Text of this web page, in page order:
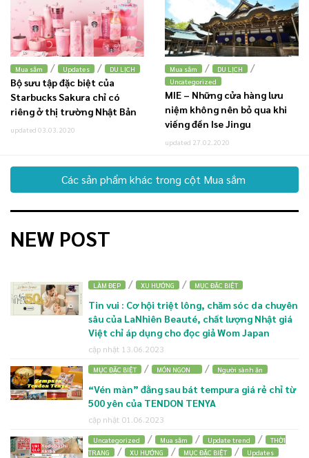
Mua sắm / Updates / DU LỊCH
Bộ sưu tập đặc biệt của
Starbucks Sakura chỉ có
riêng ở thị trường Nhật Bản
updated 03.03.2020
Mua sắm / DU LỊCH /
Uncategorized
MIE – Những cửa hàng lưu
niệm không nên bỏ qua khi
viếng đền Ise Jingu
updated 27.02.2020
Các sản phẩm khác trong cột Mua sắm
NEW POST
LÀM ĐẸP / XU HƯỚNG / MỤC ĐẶC BIỆT
Tin vui : Cơ hội triệt lông, chăm sóc da chuyên
sâu của LaNhiên Beauté, chất lượng Nhật giá
Việt chỉ áp dụng cho đọc giả Wom Japan
cập nhật 13.06.2023
MỤC ĐẶC BIỆT / MÓN NGON / Người sành ăn
“Vén màn” đằng sau bát tempura giá rẻ chỉ từ
500 yên của TENDON TENYA
cập nhật 01.06.2023
Uncategorized / Mua sắm / Update trend /
THỜI
TRANG / XU HƯỚNG / MỤC ĐẶC BIỆT / Updates